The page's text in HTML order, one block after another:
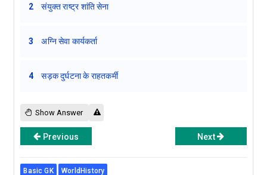
2 संयुक्त राष्ट्र शांति सेना
3 अग्नि सेवा कार्यकर्ता
4 सड़क दुर्घटना के राहतकर्मी
Show Answer
Previous Next
Basic GK WorldHistory